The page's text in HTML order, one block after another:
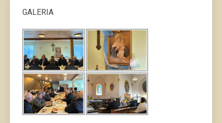
GALERIA